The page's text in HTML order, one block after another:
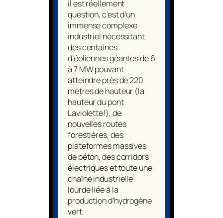
il est réellement
question, c’est d’un
immense complexe
industriel nécessitant
des centaines
d’éoliennes géantes de 6
à 7 MW pouvant
atteindre près de 220
mètres de hauteur (la
hauteur du pont
Laviolette!), de
nouvelles routes
forestières, des
plateformes massives
de béton, des corridors
électriques et toute une
chaîne industrielle
lourde liée à la
production d’hydrogène
vert.